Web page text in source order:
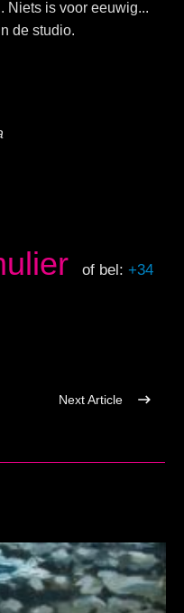
Niets is voor eeuwig...
de studio.
of bel: +34
Next Article